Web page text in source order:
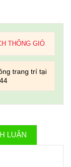
THÔNG GIÓ
trang trí tại
LUẬN